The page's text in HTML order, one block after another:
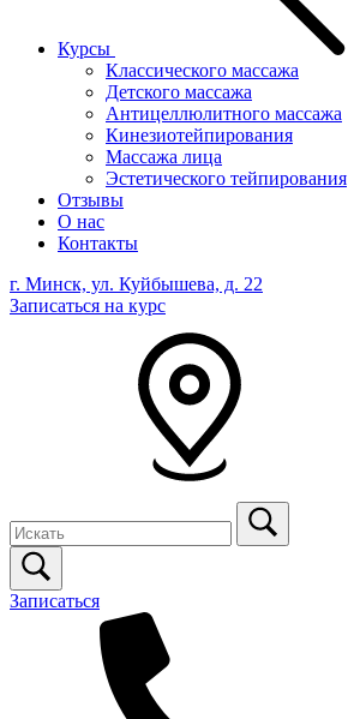
Курсы
Классического массажа
Детского массажа
Антицеллюлитного массажа
Кинезиотейпирования
Массажа лица
Эстетического тейпирования
Отзывы
О нас
Контакты
г. Минск, ул. Куйбышева, д. 22
Записаться на курс
Записаться